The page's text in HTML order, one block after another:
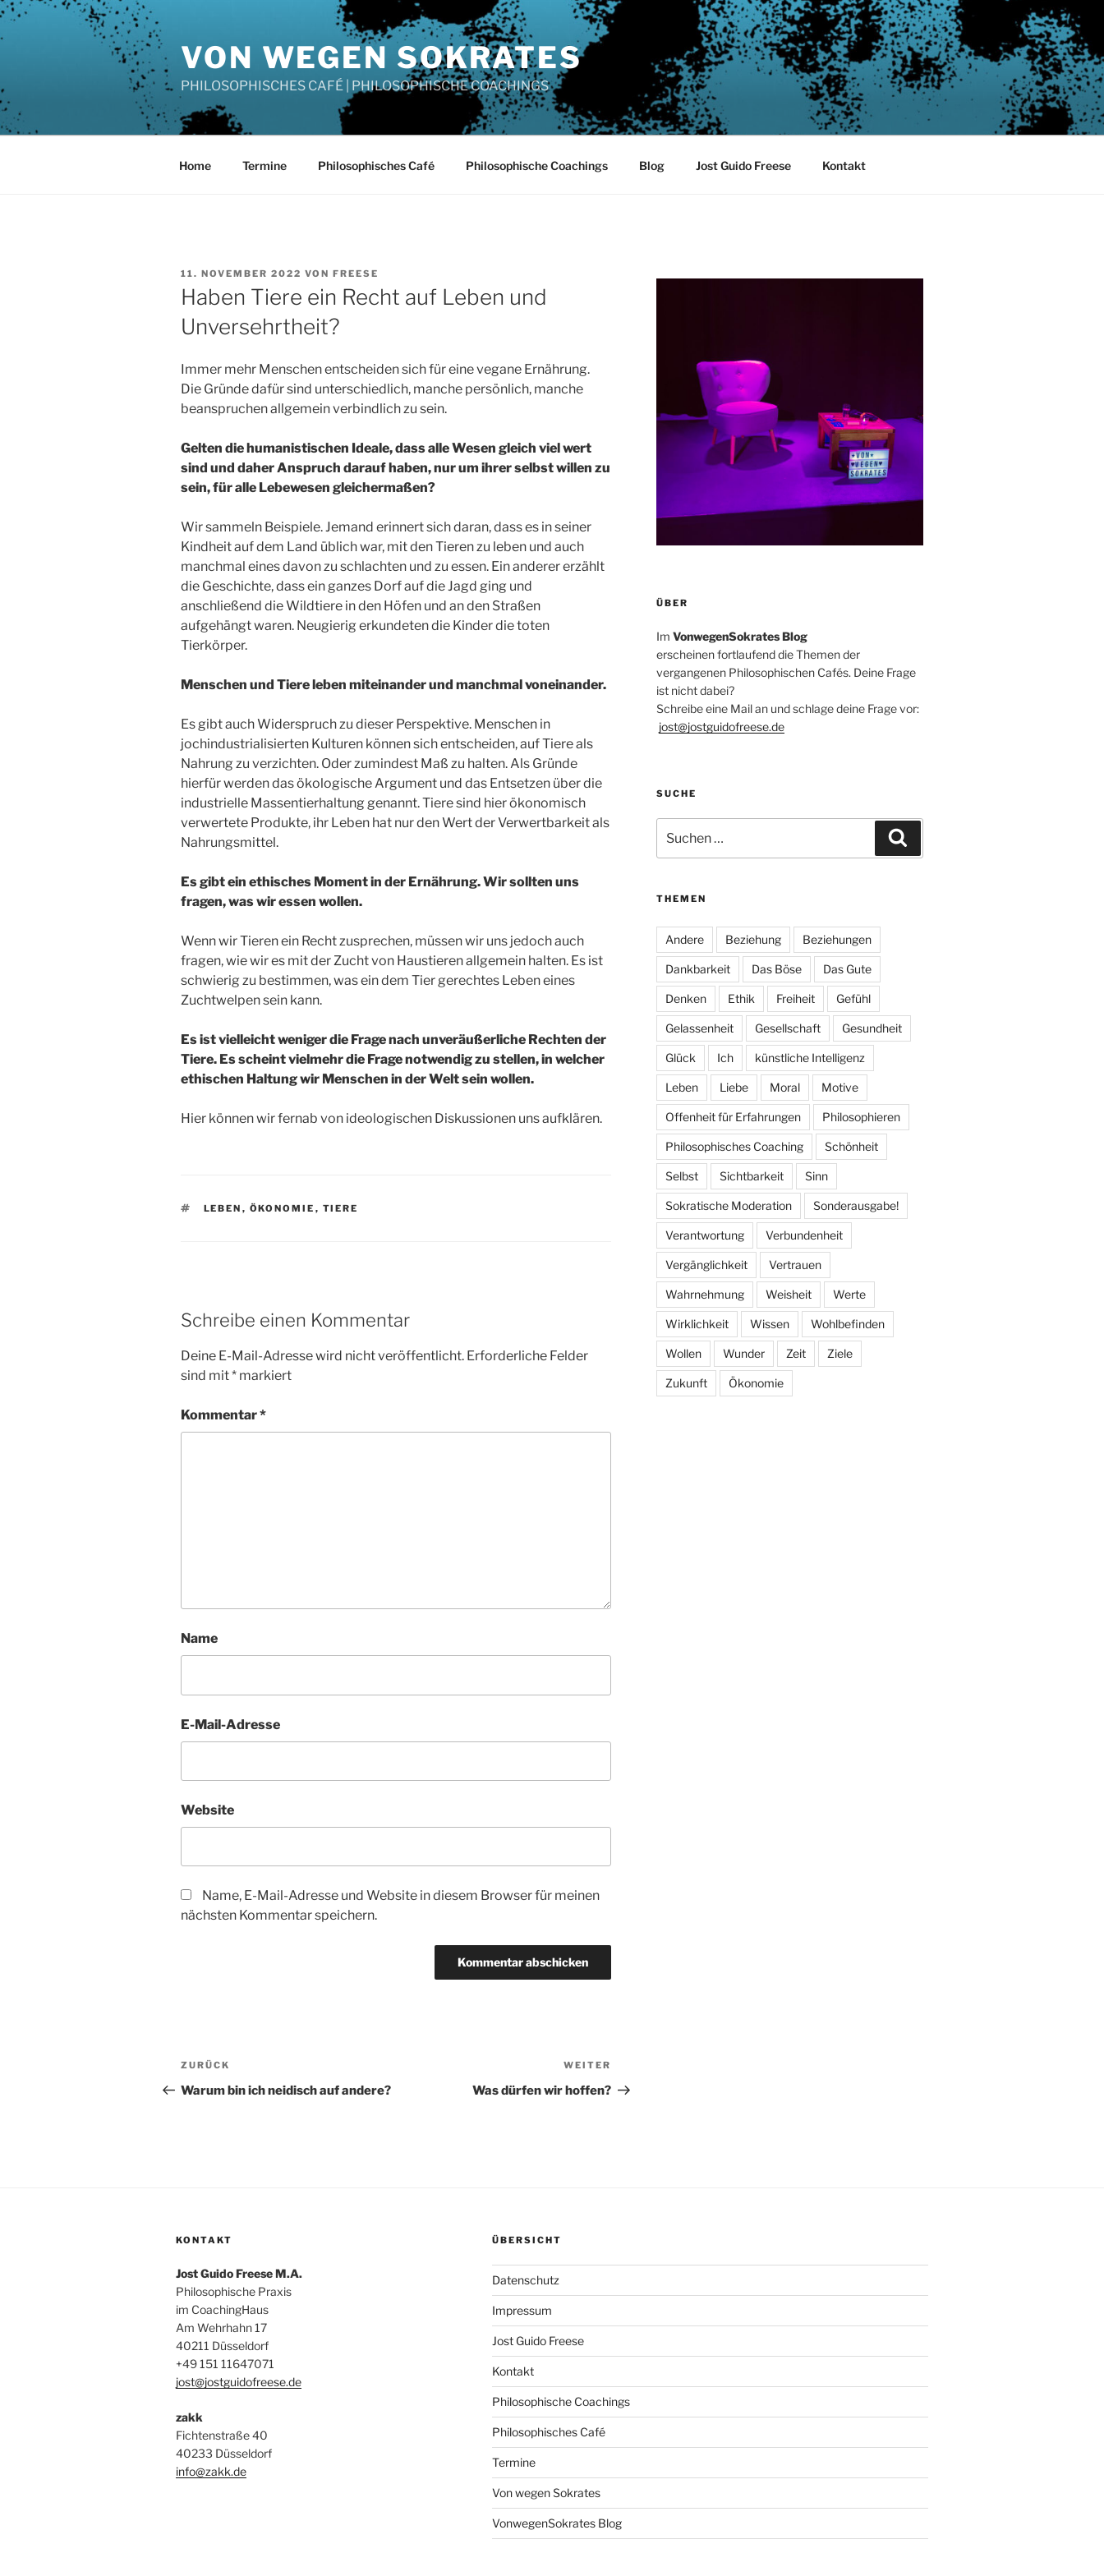
Zum
VON WEGEN SOKRATES
PHILOSOPHISCHES CAFÉ | PHILOSOPHISCHE COACHINGS
Home Termine Philosophisches Café Philosophische Coachings Blog Jost Guido Freese Kontakt
VERÖFFENTLICHT
AM
11. NOVEMBER 2022 VON FREESE
Haben Tiere ein Recht auf Leben und
Unversehrtheit?
Immer mehr Menschen entscheiden sich für eine vegane Ernährung.
Die Gründe dafür sind unterschiedlich, manche persönlich, manche
beanspruchen allgemein verbindlich zu sein.
Gelten die humanistischen Ideale, dass alle Wesen gleich viel wert
sind und daher Anspruch darauf haben, nur um ihrer selbst willen zu
sein, für alle Lebewesen gleichermaßen?
Wir sammeln Beispiele. Jemand erinnert sich daran, dass es in seiner
Kindheit auf dem Land üblich war, mit den Tieren zu leben und auch
manchmal eines davon zu schlachten und zu essen. Ein anderer erzählt
die Geschichte, dass ein ganzes Dorf auf die Jagd ging und
anschließend die Wildtiere in den Höfen und an den Straßen
aufgehängt waren. Neugierig erkundeten die Kinder die toten
Tierkörper.
Menschen und Tiere leben miteinander und manchmal voneinander.
Es gibt auch Widerspruch zu dieser Perspektive. Menschen in
jochindustrialisierten Kulturen können sich entscheiden, auf Tiere als
Nahrung zu verzichten. Oder zumindest Maß zu halten. Als Gründe
hierfür werden das ökologische Argument und das Entsetzen über die
industrielle Massentierhaltung genannt. Tiere sind hier ökonomisch
verwertete Produkte, ihr Leben hat nur den Wert der Verwertbarkeit als
Nahrungsmittel.
Es gibt ein ethisches Moment in der Ernährung. Wir sollten uns
fragen, was wir essen wollen.
Wenn wir Tieren ein Recht zusprechen, müssen wir uns jedoch auch
fragen, wie wir es mit der Zucht von Haustieren allgemein halten. Es ist
schwierig zu bestimmen, was ein dem Tier gerechtes Leben eines
Zuchtwelpen sein kann.
Es ist vielleicht weniger die Frage nach unveräußerliche Rechten der
Tiere. Es scheint vielmehr die Frage notwendig zu stellen, in welcher
ethischen Haltung wir Menschen in der Welt sein wollen.
Hier können wir fernab von ideologischen Diskussionen uns aufklären.
SCHLAGWÖRTER
LEBEN , ÖKONOMIE , TIERE
Schreibe einen Kommentar
Deine E-Mail-Adresse wird nicht veröffentlicht. Erforderliche Felder
sind mit* markiert
Kommentar*
Name
E-Mail-Adresse
Website
Name, E-Mail-Adresse und Website in diesem Browser für meinen
nächsten Kommentar speichern.
Beitragsnavigation
Vorheriger
Beitrag
ZURÜCK
Warum bin ich neidisch auf andere?
Beitrag
WEITER
Was dürfen wir hoffen?
ÜBER
Im VonwegenSokrates Blog
erscheinen fortlaufend die Themen der
vergangenen Philosophischen Cafés. Deine Frage
ist nicht dabei?
Schreibe eine Mail an und schlage deine Frage vor:
jost@jostguidofreese.de
SUCHE
nach:
THEMEN
Andere Beziehung Beziehungen
Dankbarkeit Das Böse Das Gute
Denken Ethik Freiheit Gefühl
Gelassenheit Gesellschaft Gesundheit
Glück Ich künstliche Intelligenz
Leben Liebe Moral Motive
Offenheit für Erfahrungen Philosophieren
Philosophisches Coaching Schönheit
Selbst Sichtbarkeit Sinn
Sokratische Moderation Sonderausgabe!
Verantwortung Verbundenheit
Vergänglichkeit Vertrauen
Wahrnehmung Weisheit Werte
Wirklichkeit Wissen Wohlbefinden
Wollen Wunder Zeit Ziele
Zukunft Ökonomie
KONTAKT
Jost Guido Freese M.A.
Philosophische Praxis
im CoachingHaus
Am Wehrhahn 17
40211 Düsseldorf
+49 151 11647071
jost@jostguidofreese.de
zakk
Fichtenstraße 40
40233 Düsseldorf
info@zakk.de
ÜBERSICHT
Datenschutz
Impressum
Jost Guido Freese
Kontakt
Philosophische Coachings
Philosophisches Café
Termine
Von wegen Sokrates
VonwegenSokrates Blog